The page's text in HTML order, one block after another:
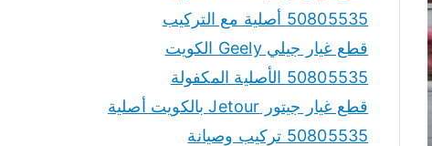
50805535 أصلية مع التركيب
قطع غيار جيلي Geely الكويت
50805535 الأصلية المكفولة
قطع غيار جيتور Jetour بالكويت أصلية
50805535 تركيب وصيانة